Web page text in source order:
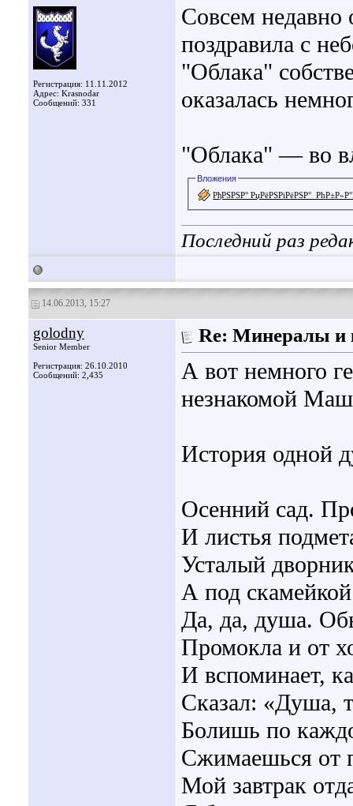
Регистрация: 11.11.2012
Адрес: Krasnodar
Сообщений: 331
Совсем недавно
поздравила с
"Облака"
оказалась
"Облака" — во
Вложения
РђРЅРЅР°
Последний раз
14.06.2013, 15:27
golodny
Senior Member
Регистрация: 26.10.2010
Сообщений: 2,435
Re: Минералы и
А вот немного
незнакомой
История одной
Осенний сад.
И листья
Усталый
А под
Да, да, душа.
Промокла и от
И вспоминает,
Сказал: «Душа,
Болишь по
Сжимаешься от
Мой завтрак